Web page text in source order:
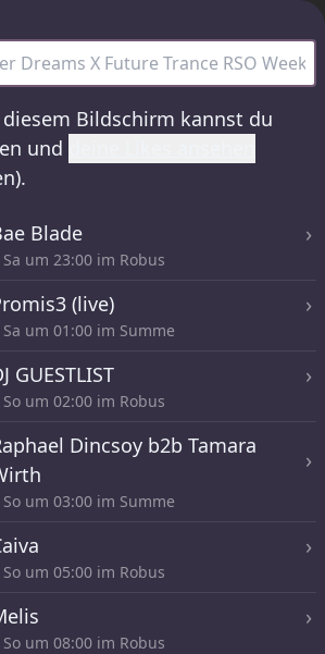
Dreams X Future Trance RSO
Bildschirm kannst du
und
Blade ›
Sa um 23:00 im Robus
(live) ›
Sa um 01:00 im Summe
GUESTLIST ›
So um 02:00 im Robus
Dincsoy b2b Tamara
›
So um 03:00 im Summe
›
So um 05:00 im Robus
›
So um 08:00 im Robus